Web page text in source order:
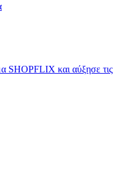
SHOPFLIX και αύξησε τις